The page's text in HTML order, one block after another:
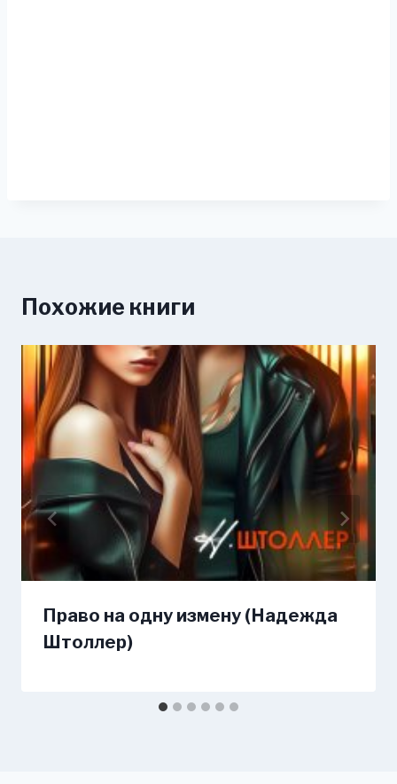
Похожие книги
Право на одну измену (Надежда
Штоллер)